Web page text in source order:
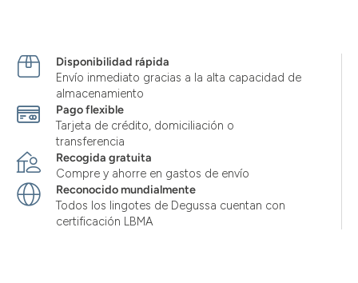
Disponibilidad rápida
Envío inmediato gracias a la alta capacidad de
almacenamiento
Pago flexible
Tarjeta de crédito, domiciliación o
transferencia
Recogida gratuita
Compre y ahorre en gastos de envío
Reconocido mundialmente
Todos los lingotes de Degussa cuentan con
certificación LBMA